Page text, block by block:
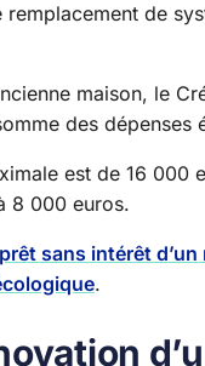
de
maison, le
des dépenses
est de 16 000
8 000 euros.
sans intérêt
.